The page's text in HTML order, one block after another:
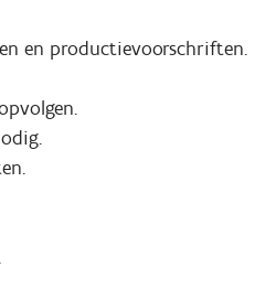
en productievoorschriften.